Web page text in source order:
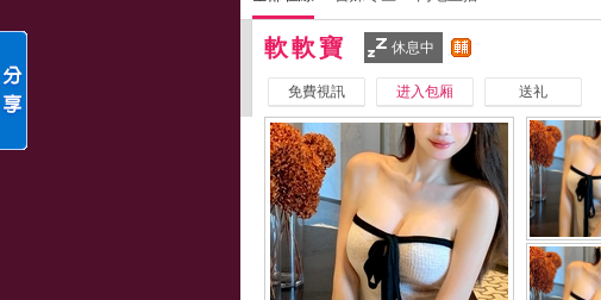
軟軟寶 休息中
免費視訊 进入包厢 送礼